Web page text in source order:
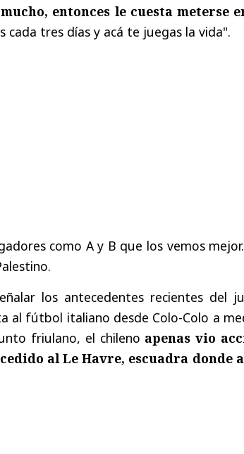
entonces le cuesta meterse
cada tres días y acá te juegas la vida".
como A y B que los vemos
los antecedentes recientes del
al fútbol italiano desde Colo-Colo a
friulano, el chileno apenas vio
cedido al Le Havre, escuadra donde